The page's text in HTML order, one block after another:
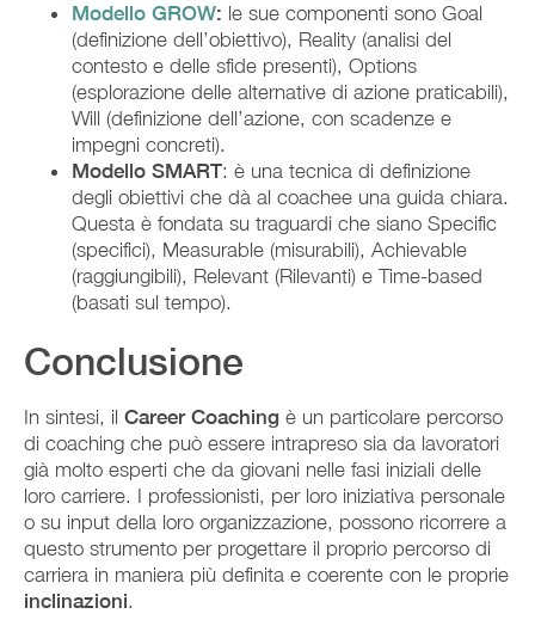
Modello GROW: le sue componenti sono Goal
(definizione dell’obiettivo), Reality (analisi del
contesto e delle sfide presenti), Options
(esplorazione delle alternative di azione praticabili),
Will (definizione dell’azione, con scadenze e
impegni concreti).
Modello SMART: è una tecnica di definizione
degli obiettivi che dà al coachee una guida chiara.
Questa è fondata su traguardi che siano Specific
(specifici), Measurable (misurabili), Achievable
(raggiungibili), Relevant (Rilevanti) e Time-based
(basati sul tempo).
Conclusione
In sintesi, il Career Coaching è un particolare percorso
di coaching che può essere intrapreso sia da lavoratori
già molto esperti che da giovani nelle fasi iniziali delle
loro carriere. I professionisti, per loro iniziativa personale
o su input della loro organizzazione, possono ricorrere a
questo strumento per progettare il proprio percorso di
carriera in maniera più definita e coerente con le proprie
inclinazioni.